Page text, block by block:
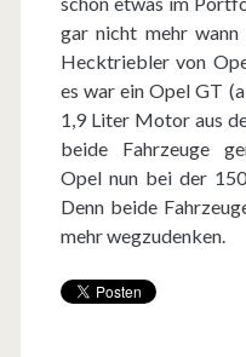
gar nicht mehr
Hecktriebler von
es war ein Opel GT
1,9 Liter Motor aus
beide Fahrzeuge
Opel nun bei der
Denn beide
mehr wegzudenken.